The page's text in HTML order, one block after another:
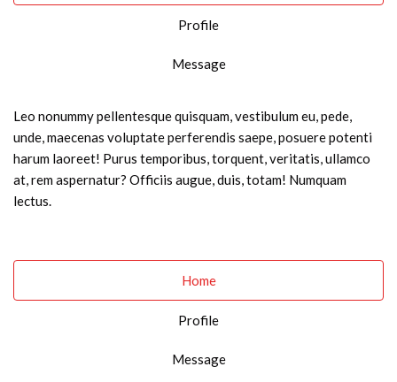
Profile
Message
Leo nonummy pellentesque quisquam, vestibulum eu, pede,
unde, maecenas voluptate perferendis saepe, posuere potenti
harum laoreet! Purus temporibus, torquent, veritatis, ullamco
at, rem aspernatur? Officiis augue, duis, totam! Numquam
lectus.
Home
Profile
Message